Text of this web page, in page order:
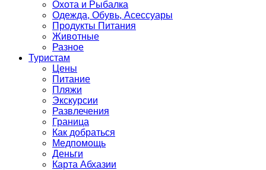
Охота и Рыбалка
Одежда, Обувь, Асессуары
Продукты Питания
Животные
Разное
Туристам
Цены
Питание
Пляжи
Экскурсии
Развлечения
Граница
Как добраться
Медпомощь
Деньги
Карта Абхазии